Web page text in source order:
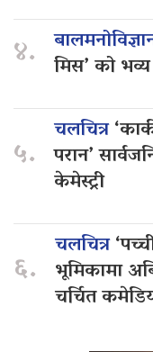
४. मिस’ को
५.
चलचित्र
परान’
केमेस्ट्री
६.
चलचित्र
भूमिकामा
चर्चित